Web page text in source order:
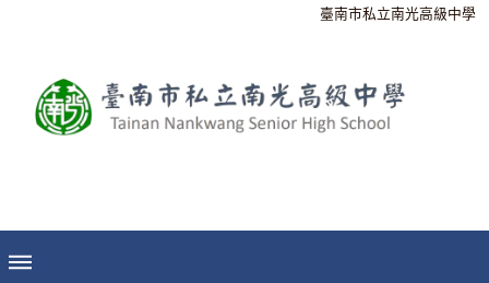
臺南市私立南光高級中學